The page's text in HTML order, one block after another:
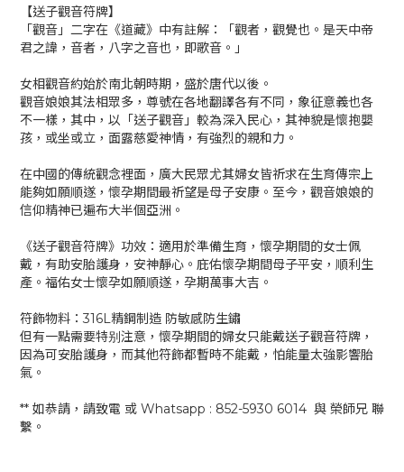
【送子觀音符牌】
「觀音」二字在《道藏》中有註解：「觀者，觀覺也。是天中帝
君之諱，音者，八字之音也，即歌音。」
女相觀音約始於南北朝時期，盛於唐代以後。
觀音娘娘其法相眾多，尊號在各地翻譯各有不同，象征意義也各
不一樣，其中，以「送子觀音」較為深入民心，其神貌是懷抱嬰
孩，或坐或立，面露慈愛神情，有強烈的親和力。
在中國的傳統觀念裡面，廣大民眾尤其婦女皆祈求在生育傳宗上
能夠如願順遂，懷孕期間最祈望是母子安康。至今，觀音娘娘的
信仰精神已遍布大半個亞洲。
《送子觀音符牌》功效：適用於準備生育，懷孕期間的女士佩
戴，有助安胎護身，安神靜心。庇佑懷孕期間母子平安，順利生
產。福佑女士懷孕如願順遂，孕期萬事大吉。
符飾物料：316L精鋼制造 防敏感防生鏽
但有一點需要特别注意，懷孕期間的婦女只能戴送子觀音符牌，
因為可安胎護身，而其他符飾都暫時不能戴，怕能量太強影響胎
氣。
** 如恭請，請致電 或 Whatsapp : 852-5930 6014 與 榮師兄 聯
繫。